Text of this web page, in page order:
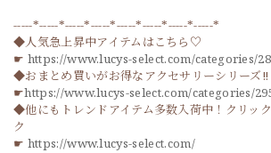
-----*-----*-----*-----*-----*-----*-----*-----*
◆人気急上昇中アイテムはこちら♡
☛ https://www.lucys-select.com/categories/
◆おまとめ買いがお得なアクセサリーシリーズ‼
☛https://www.lucys-select.com/categories/
◆他にもトレンドアイテム多数入荷中！クリッ
ク
☛ https://www.lucys-select.com/